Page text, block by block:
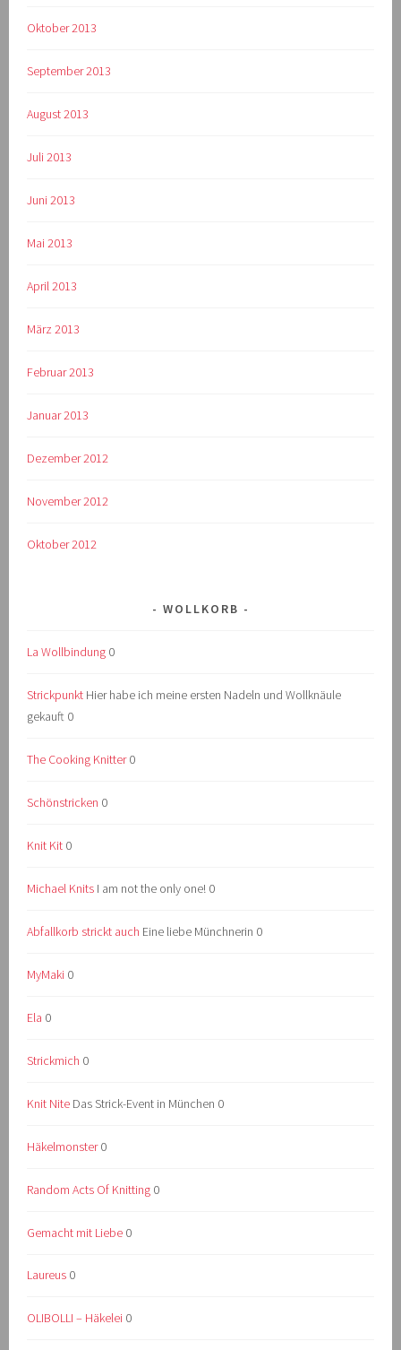
Oktober 2013
September 2013
August 2013
Juli 2013
Juni 2013
Mai 2013
April 2013
März 2013
Februar 2013
Januar 2013
Dezember 2012
November 2012
Oktober 2012
WOLLKORB
La Wollbindung 0
Strickpunkt Hier habe ich meine ersten Nadeln und Wollknäule
gekauft 0
The Cooking Knitter0
Schönstricken 0
Knit Kit 0
Michael Knits I am not the only one! 0
Abfallkorb strickt auch Eine liebe Münchnerin 0
MyMaki 0
Ela 0
Strickmich 0
Knit Nite Das Strick-Event in München 0
Häkelmonster0
Random Acts Of Knitting 0
Gemacht mit Liebe 0
Laureus 0
OLIBOLLI – Häkelei 0